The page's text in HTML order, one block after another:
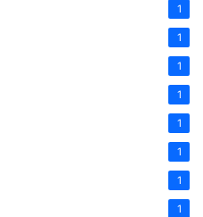
1
1
1
1
1
1
1
1